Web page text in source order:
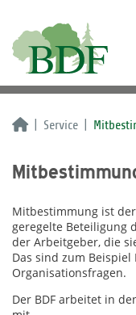
Service
Mitbestimmung ist
geregelte Beteiligung
der Arbeitgeber, die
Das sind zum
Organisationsfragen.
Der BDF arbeitet in